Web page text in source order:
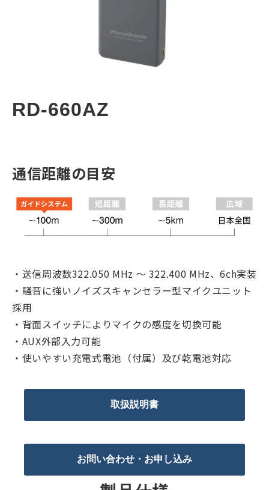
RD-660AZ
通信距離の目安
・送信周波数322.050 MHz ～ 322.400 MHz、6ch実装
・騒音に強いノイズスキャンセラー型マイクユニット
採用
・背面スイッチによりマイクの感度を切換可能
・AUX外部入力可能
・使いやすい充電式電池（付属）及び乾電池対応
取扱説明書
お問い合わせ・お申し込み